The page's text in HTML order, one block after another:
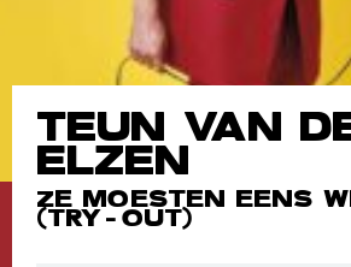
TEUN VAN
ELZEN
ZE MOESTEN EENS
(TRY-OUT)